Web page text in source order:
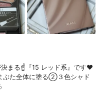
まる☝️『15 レッド系』です❤️
ぶた全体に塗る②３色シャド